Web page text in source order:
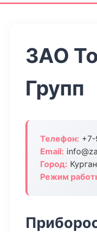
ЗАО
Групп
Телефон:
Email:
Город: Курган
Режим